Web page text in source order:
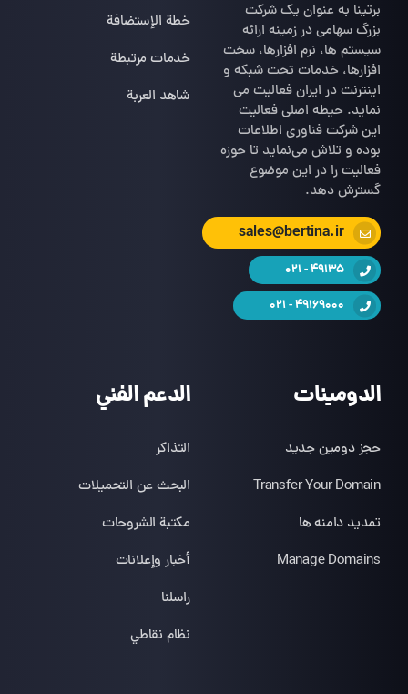
برتینا به عنوان یک شرکت
بزرگ سهامی در زمینه ارائه
سیستم ها، نرم افزارها، سخت
افزارها، خدمات تحت شبکه و
اینترنت در ایران فعالیت می
نماید. حیطه اصلی فعالیت
این شرکت فناوری اطلاعات
بوده و تلاش می‌نماید تا حوزه
فعالیت را در این موضوع
گسترش دهد.
sales@bertina.ir
49135 - 021
49169000 - 021
خطة الإستضافة
خدمات مرتبطة
شاهد العربة
الدومينات
حجز دومين جديد
Transfer Your Domain
تمدید دامنه ها
Manage Domains
الدعم الفني
التذاكر
البحث عن التحميلات
مكتبة الشروحات
أخبار وإعلانات
راسلنا
نظام نقاطي